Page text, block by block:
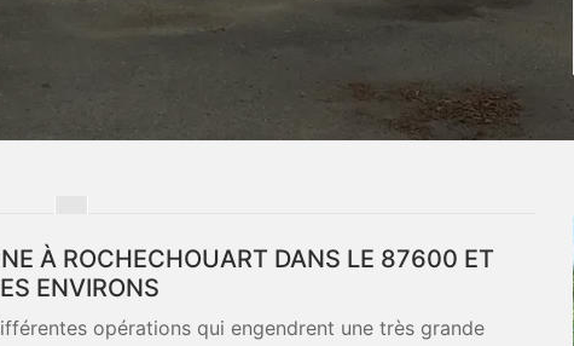
À ROCHECHOUART DANS LE 87600 ET
ENVIRONS
opérations qui engendrent une très grande